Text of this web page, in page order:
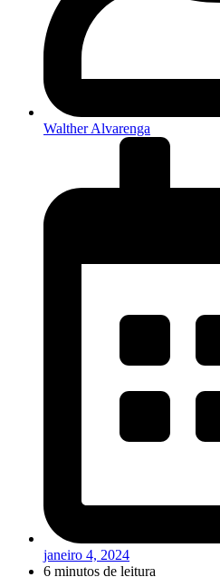
Walther Alvarenga
janeiro 4, 2024
6 minutos de leitura